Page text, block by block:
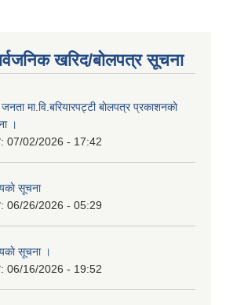
खरिद/बोलपत्र सूचना
मा.वि.बरियारपट्टी बाेलपत्र प्रकाशनकाे
।
07/02/2026 - 17:42
सूचना
06/26/2026 - 05:29
सूचना ।
06/16/2026 - 19:52